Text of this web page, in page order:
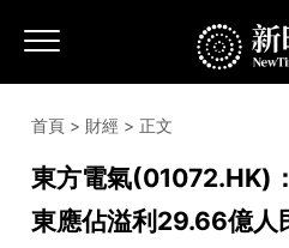
首頁 > 財經 > 正文
東方電氣(01072.HK)
東應佔溢利29.66億人